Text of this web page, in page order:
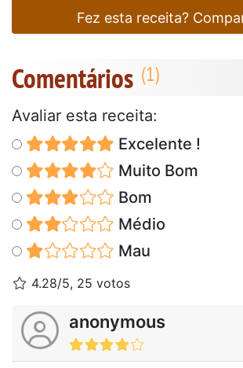
Fez esta receita?
Comentários
Avaliar esta receita:
Excelente !
Muito Bom
Bom
Médio
Mau
4.28/5, 25 votos
anonymous